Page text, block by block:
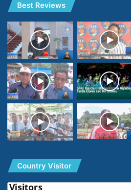
Best Reviews
Country Visitor